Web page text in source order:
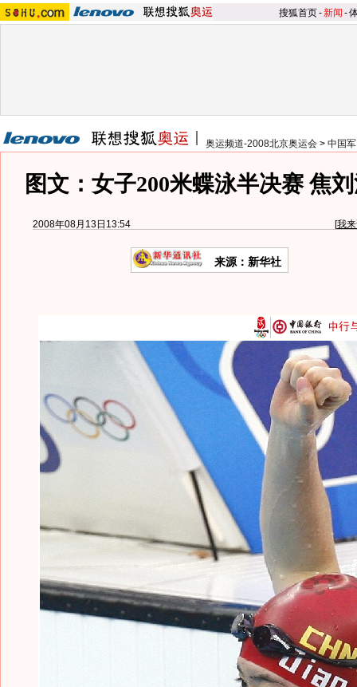
搜狐首页-新闻 -
奥运频道-2008北京奥运会 > 中国
图文：女子200米蝶泳半决赛 焦
2008年08月13日13:54 [我
来源：新华社